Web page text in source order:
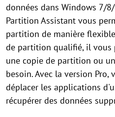
données dans Windows 7/
Partition Assistant vous
partition de manière
de partition qualifié, il vous
une copie de partition ou un
besoin. Avec la version Pro,
déplacer les applications
récupérer des données